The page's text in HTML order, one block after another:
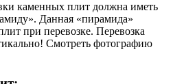
каменных плит должна иметь
Данная «пирамида»
при перевозке. Перевозка
Смотреть фотографию